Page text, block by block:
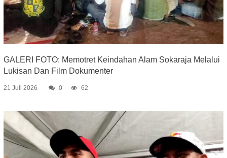
GALERI FOTO: Memotret Keindahan Alam Sokaraja Melalui
Lukisan Dan Film Dokumenter
21 Juli 2026 0 62